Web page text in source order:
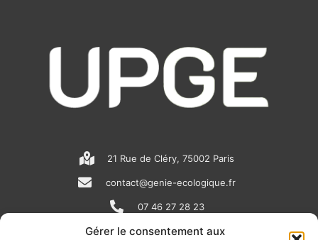
Gérer le consentement aux
21 Rue de Cléry, 75002 Paris
contact@genie-ecologique.fr
07 46 27 28 23